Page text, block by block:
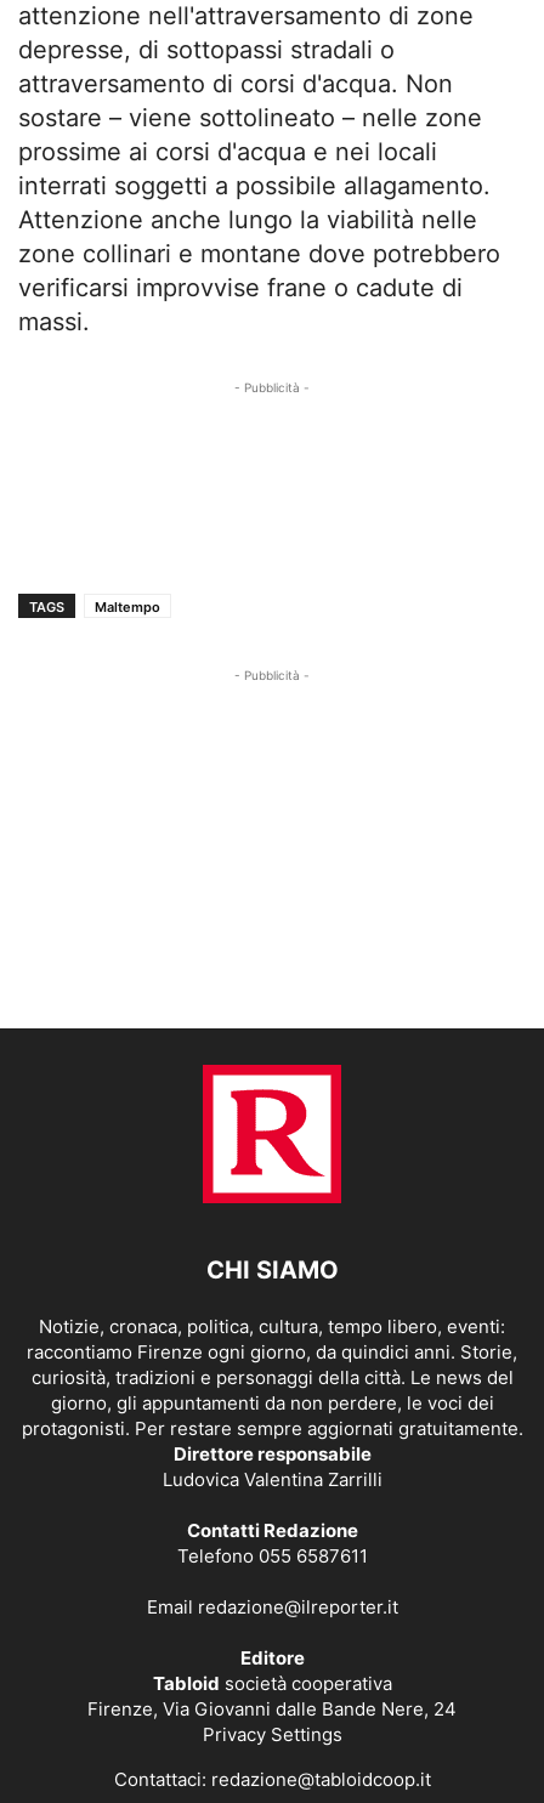
attenzione nell'attraversamento di zone
depresse, di sottopassi stradali o
attraversamento di corsi d'acqua. Non
sostare – viene sottolineato – nelle zone
prossime ai corsi d'acqua e nei locali
interrati soggetti a possibile allagamento.
Attenzione anche lungo la viabilità nelle
zone collinari e montane dove potrebbero
verificarsi improvvise frane o cadute di
massi.
- Pubblicità -
TAGS Maltempo
- Pubblicità -
CHI SIAMO
Notizie, cronaca, politica, cultura, tempo libero, eventi:
raccontiamo Firenze ogni giorno, da quindici anni. Storie,
curiosità, tradizioni e personaggi della città. Le news del
giorno, gli appuntamenti da non perdere, le voci dei
protagonisti. Per restare sempre aggiornati gratuitamente.
Direttore responsabile
Ludovica Valentina Zarrilli
Contatti Redazione
Telefono 055 6587611
Email redazione@ilreporter.it
Editore
Tabloid società cooperativa
Firenze, Via Giovanni dalle Bande Nere, 24
Privacy Settings
Contattaci: redazione@tabloidcoop.it